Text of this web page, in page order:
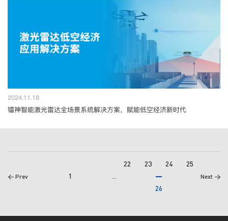
2024.11.18
镭神智能激光雷达全场景系统解决方案，赋能低空经济新时代
< Prev 1
22 23 24 25
26
Next >